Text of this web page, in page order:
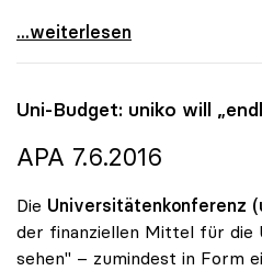
Bankenabgabe - Rektoren
...weiterlesen
Uni-Budget: uniko will
APA 7.6.2016
Die Universitätenkonferenz
der finanziellen Mittel für die
sehen" – zumindest in Form